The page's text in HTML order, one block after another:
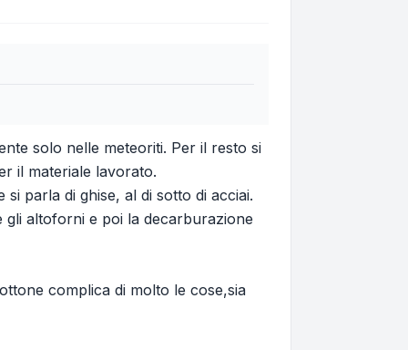
solo nelle meteoriti. Per il resto si
il materiale lavorato.
parla di ghise, al di sotto di acciai.
altoforni e poi la decarburazione
complica di molto le cose,sia